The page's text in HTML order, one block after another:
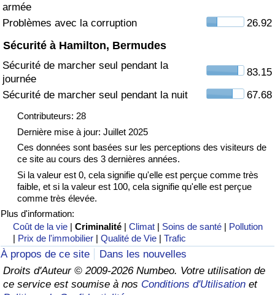
armée
Problèmes avec la corruption 26.92
Sécurité à Hamilton, Bermudes
Sécurité de marcher seul pendant la
journée
83.15
Sécurité de marcher seul pendant la nuit
67.68
Contributeurs: 28
Dernière mise à jour: Juillet 2025
Ces données sont basées sur les perceptions des visiteurs de
ce site au cours des 3 dernières années.
Si la valeur est 0, cela signifie qu'elle est perçue comme très
faible, et si la valeur est 100, cela signifie qu'elle est perçue
comme très élevée.
Plus d'information:
Coût de la vie |Criminalité |Climat | Soins de santé | Pollution
| Prix de l'immobilier |Qualité de Vie |Trafic
À propos de ce site
Dans les nouvelles
Droits d'Auteur © 2009-2026 Numbeo. Votre utilisation de
ce service est soumise à nos Conditions d'Utilisation et
Trafic
Indice de Trafic
Indice de Trafic (Actuel)
Indice de Trafic par Pays